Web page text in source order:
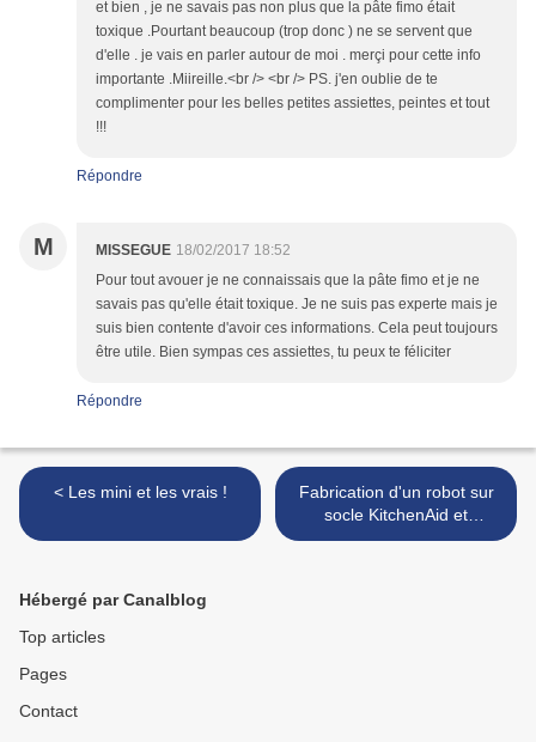
et bien , je ne savais pas non plus que la pâte fimo était
toxique .Pourtant beaucoup (trop donc ) ne se servent que
d'elle . je vais en parler autour de moi . merçi pour cette info
importante .Miireille.<br /> <br /> PS. j'en oublie de te
complimenter pour les belles petites assiettes, peintes et tout
!!!
Répondre
M MISSEGUE 18/02/2017 18:52
Pour tout avouer je ne connaissais que la pâte fimo et je ne
savais pas qu'elle était toxique. Je ne suis pas experte mais je
suis bien contente d'avoir ces informations. Cela peut toujours
être utile. Bien sympas ces assiettes, tu peux te féliciter
Répondre
< Les mini et les vrais !
Fabrication d'un robot sur
socle KitchenAid et
éléments d'épicerie >
Hébergé par Canalblog
Top articles
Pages
Contact